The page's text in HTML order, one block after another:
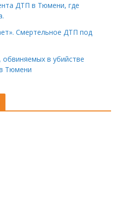
ДТП в Тюмени, где
Смертельное ДТП под
в убийстве
Тюмени